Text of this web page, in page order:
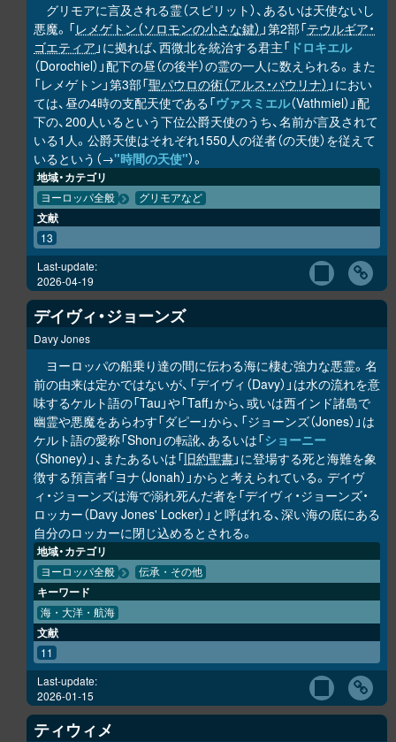
グリモアに言及される霊（スピリット）、あるいは天使ないし
悪魔。「レメゲトン（ソロモンの小さな鍵） 」第2部「テウルギア・
ゴエティア 」に拠れば、西微北を統治する君主「 ドロキエル
（Dorochiel）」配下の昼（の後半）の霊の一人に数えられる。また
「レメゲトン」第3部「聖パウロの術（アルス・パウリナ） 」におい
ては、昼の4時の支配天使である「ヴァスミエル（Vathmiel）」配
下の、200人いるという下位公爵天使のうち、名前が言及されて
いる1人。公爵天使はそれぞれ1550人の従者（の天使）を従えて
いるという（→"時間の天使"）。
地域・カテゴリ
ヨーロッパ全般 グリモアなど
文献
13
Last-update:
2026-04-19
デイヴィ・ジョーンズ
Davy Jones
ヨーロッパの船乗り達の間に伝わる海に棲む強力な悪霊。名
前の由来は定かではないが、「デイヴィ（Davy）」は水の流れを意
味するケルト語の「Tau」や「Taff」から、或いは西インド諸島で
幽霊や悪魔をあらわす「ダピー」から、「ジョーンズ（Jones）」は
ケルト語の愛称「Shon」の転訛、あるいは「ショーニー
（Shoney）」、またあるいは「旧約聖書」に登場する死と海難を象
徴する預言者「ヨナ（Jonah）」からと考えられている。デイヴ
ィ・ジョーンズは海で溺れ死んだ者を「デイヴィ・ジョーンズ・
ロッカー（Davy Jones' Locker）」と呼ばれる、深い海の底にある
自分のロッカーに閉じ込めるとされる。
地域・カテゴリ
ヨーロッパ全般 伝承・その他
キーワード
海・大洋・航海
文献
11
Last-update:
2026-01-15
ティウィメ